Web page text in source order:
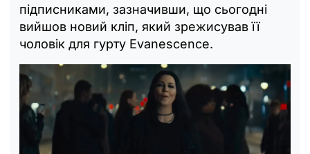
підписниками, зазначивши, що сьогодні
вийшов новий кліп, який зрежисував її
чоловік для гурту Evanescence.